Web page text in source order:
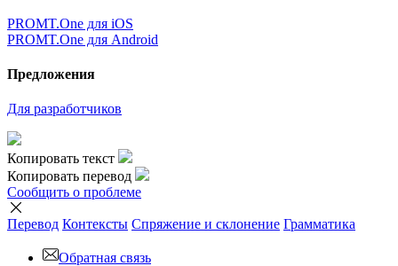
PROMT.One для iOS
PROMT.One для Android
Предложения
Для разработчиков
Копировать текст
Копировать перевод
Сообщить о проблеме
Перевод Контексты Спряжение и склонение Грамматика
Обратная связь